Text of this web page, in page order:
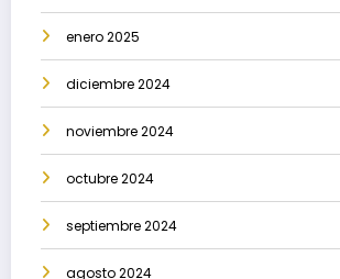
enero 2025
diciembre 2024
noviembre 2024
octubre 2024
septiembre 2024
agosto 2024